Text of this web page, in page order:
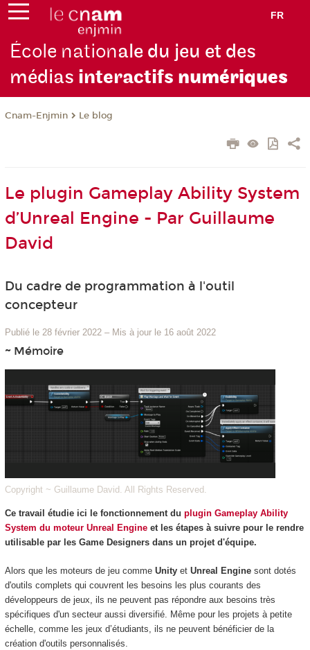
FR
École nationale du jeu et des
médias interactifs numériques
Cnam-Enjmin Le blog
Le plugin Gameplay Ability System
d’Unreal Engine - Par Guillaume
David
Du cadre de programmation à l'outil
concepteur
Publié le 28 février 2022 – Mis à jour le 16 août 2022
~ Mémoire
Copyright ~ Guillaume David. All Rights Reserved.
Ce travail étudie ici le fonctionnement du plugin Gameplay Ability
System du moteur Unreal Engineet les étapes à suivre pour le rendre
utilisable par les Game Designers dans un projet d'équipe.
Alors que les moteurs de jeu comme UnityetUnreal Enginesont dotés
d'outils complets qui couvrent les besoins les plus courants des
développeurs de jeux, ils ne peuvent pas répondre aux besoins très
spécifiques d'un secteur aussi diversifié. Même pour les projets à petite
échelle, comme les jeux d’étudiants, ils ne peuvent bénéficier de la
création d'outils personnalisés.